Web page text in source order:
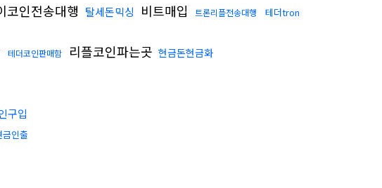
코인전송대행 탈세돈믹싱 비트매입 트론리플전송대행
테더tron
테더코인판매함 리플코인파는곳 현금돈현금화
구입
인출